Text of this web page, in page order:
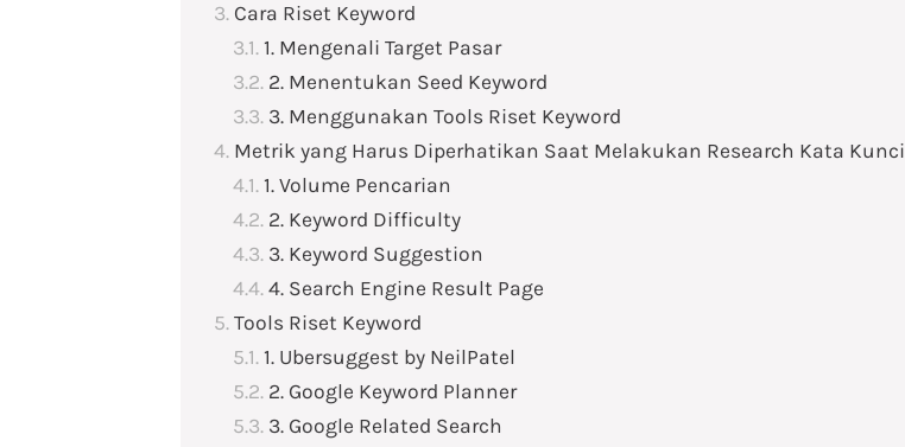
Cara Riset Keyword
1. Mengenali Target Pasar
2. Menentukan Seed Keyword
3. Menggunakan Tools Riset Keyword
Metrik yang Harus Diperhatikan Saat Melakukan Research Kata Kunci
1. Volume Pencarian
2. Keyword Difficulty
3. Keyword Suggestion
4. Search Engine Result Page
Tools Riset Keyword
1. Ubersuggest by NeilPatel
2. Google Keyword Planner
3. Google Related Search